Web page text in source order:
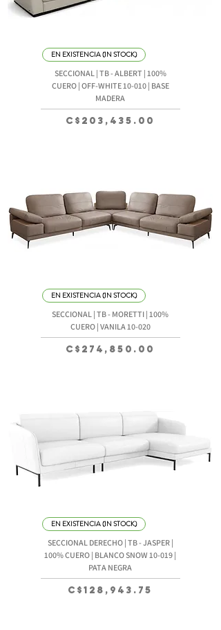
EN EXISTENCIA (IN STOCK)
SECCIONAL | TB - ALBERT | 100%
CUERO | OFF-WHITE 10-010 | BASE
MADERA
Precio
C$203,435.00
EN EXISTENCIA (IN STOCK)
SECCIONAL | TB - MORETTI | 100%
CUERO | VANILA 10-020
Precio
C$274,850.00
EN EXISTENCIA (IN STOCK)
SECCIONAL DERECHO | TB - JASPER |
100% CUERO | BLANCO SNOW 10-019 |
PATA NEGRA
Precio
C$128,943.75